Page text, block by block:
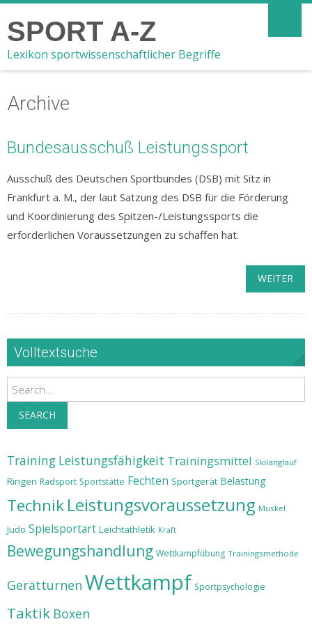
SPORT A-Z
Lexikon sportwissenschaftlicher Begriffe
Archive
Bundesausschuß Leistungssport
Ausschuß des Deutschen Sportbundes (DSB) mit Sitz in
Frankfurt a. M., der laut Satzung des DSB für die Förderung
und Koordinierung des Spitzen-/Leistungssports die
erforderlichen Voraussetzungen zu schaffen hat.
WEITER
Volltextsuche
Search
SEARCH
Training Leistungsfähigkeit Trainingsmittel Skilanglauf
Ringen Radsport Sportstätte Fechten Sportgerät Belastung
TechnikLeistungsvoraussetzung Muskel
Judo Spielsportart Leichtathletik Kraft
Bewegungshandlung Wettkampfübung Trainingsmethode
Gerätturnen Wettkampf Sportpsychologie
Taktik Boxen